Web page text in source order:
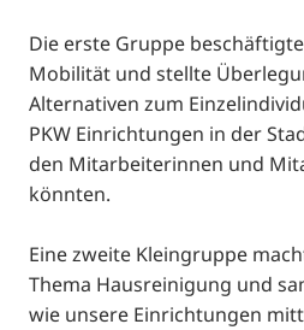
Die erste Gruppe
Mobilität und stellte
Alternativen zum
PKW Einrichtungen in der
den Mitarbeiterinnen und
könnten.
Eine zweite Kleingruppe
Thema Hausreinigung und
wie unsere Einrichtungen